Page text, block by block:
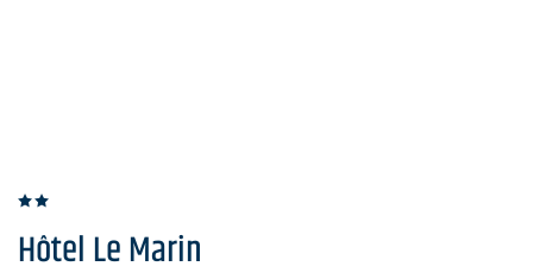
Hôtel Le Marin